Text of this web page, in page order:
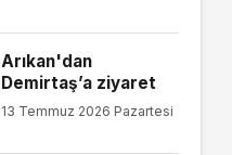
Arıkan'dan
Demirtaş’a ziyaret
13 Temmuz 2026 Pazartesi